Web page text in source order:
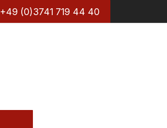
+49 (0)3741 719 44 40